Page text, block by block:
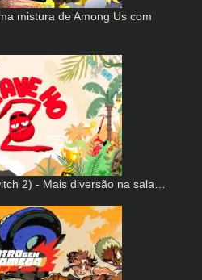
mistura de Among Us com
2) - Mais diversão na sala…